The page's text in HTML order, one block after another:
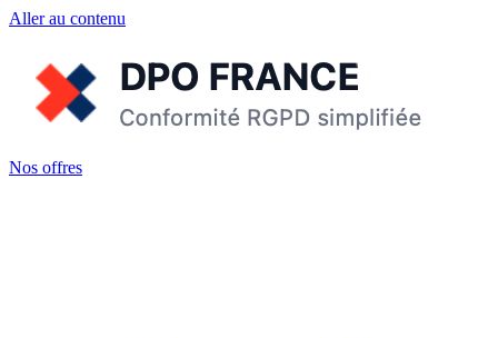
Aller au contenu
Nos offres